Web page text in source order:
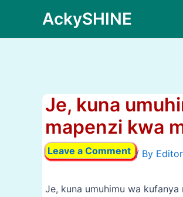
content
AckySHINE
Je, kuna
mapenzi kwa
Leave a Comment / By
Je, kuna umuhimu wa